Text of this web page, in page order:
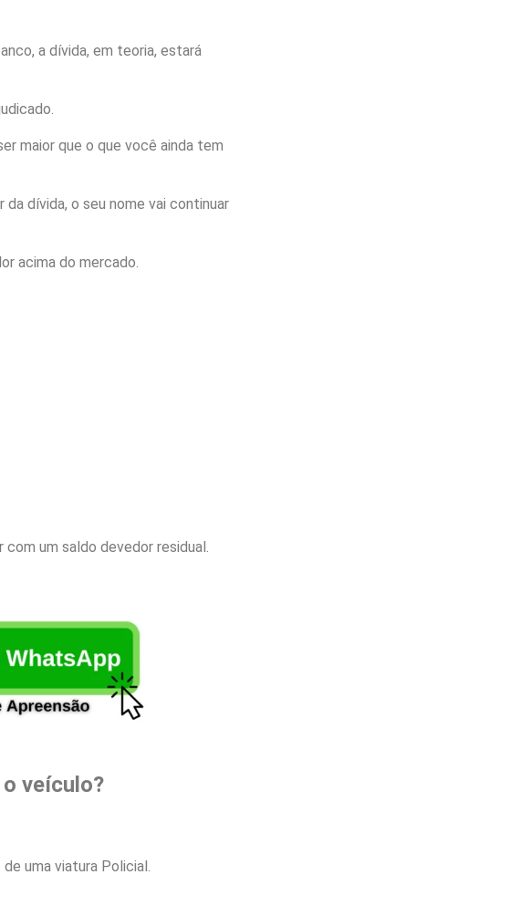
a dívida, em teoria, estará
maior que o que você ainda tem
dívida, o seu nome vai continuar
acima do mercado.
um saldo devedor residual.
veículo?
uma viatura Policial.